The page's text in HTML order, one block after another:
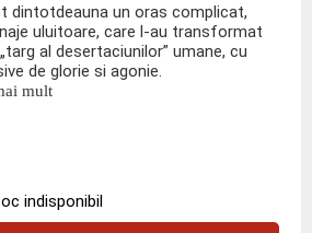
dintotdeauna un oras complicat,
uluitoare, care l-au transformat
al desertaciunilor” umane, cu
de glorie si agonie.
mult
indisponibil